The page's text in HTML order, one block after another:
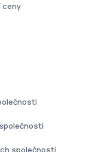
ceny
společností